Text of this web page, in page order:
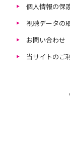
個人情報の保
視聴データの
お問い合わせ
当サイトのご